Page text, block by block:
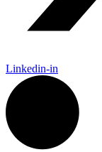
Linkedin-in